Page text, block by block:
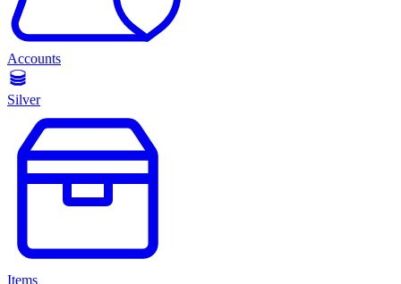
Accounts
Silver
Items